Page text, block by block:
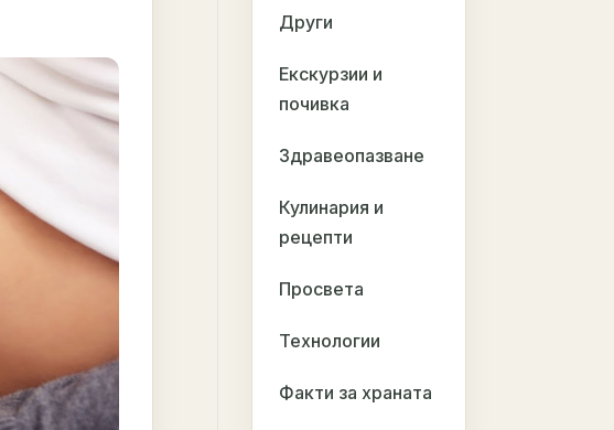
Други
Екскурзии и
почивка
Здравеопазване
Кулинария и
рецепти
Просвета
Технологии
Факти за храната